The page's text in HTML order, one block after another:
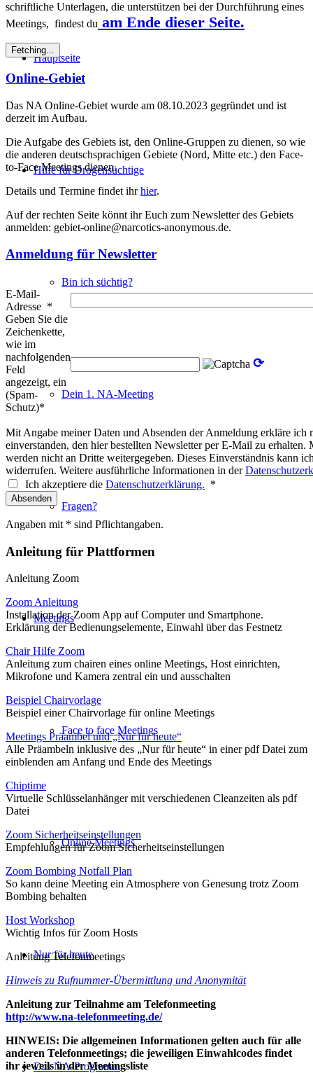
Hauptseite
Hilfe für Drogensüchtige
Bin ich süchtig?
Dein 1. NA-Meeting
Fragen?
Meetings
Face to face Meetings
Online Meetings
Nur für heute
Das NA-Programm
schriftliche Unterlagen, die unterstützen bei der Durchführung eines
Meetings, findest du am Ende dieser Seite.
Fetching...
Online-Gebiet
Das NA Online-Gebiet wurde am 08.10.2023 gegründet und ist
derzeit im Aufbau.
Die Aufgabe des Gebiets ist, den Online-Gruppen zu dienen, so wie
die anderen deutschsprachigen Gebiete (Nord, Mitte etc.) den Face-
to-Face Meetings dienen.
Details und Termine findet ihrhier.
Auf der rechten Seite könnt ihr Euch zum Newsletter des Gebiets
anmelden: gebiet-online@narcotics-anonymous.de.
Anmeldung für Newsletter
E-Mail-
Adresse *
Geben Sie die
Zeichenkette,
wie im
nachfolgenden
Feld
angezeigt, ein
(Spam-
Schutz)*
⟳
Mit Angabe meiner Daten und Absenden der Anmeldung erkläre ich
einverstanden, den hier bestellten Newsletter per E-Mail zu erhalten.
werden nicht an Dritte weitergegeben. Dieses Einverständnis kann
widerrufen. Weitere ausführliche Informationen in der
Ich akzeptiere die Datenschutzerklärung. *
Angaben mit * sind Pflichtangaben.
Anleitung für Plattformen
Anleitung Zoom
Zoom Anleitung
Installation der Zoom App auf Computer und Smartphone.
Erklärung der Bedienungselemente, Einwahl über das Festnetz
Chair Hilfe Zoom
Anleitung zum chairen eines online Meetings, Host einrichten,
Mikrofone und Kamera zentral ein und ausschalten
Beispiel Chairvorlage
Beispiel einer Chairvorlage für online Meetings
Meetings Präambel und „Nur für heute“
Alle Präambeln inklusive des „Nur für heute“ in einer pdf Datei zum
einblenden am Anfang und Ende des Meetings
Chiptime
Virtuelle Schlüsselanhänger mit verschiedenen Cleanzeiten als pdf
Datei
Zoom Sicherheitseinstellungen
Empfehlungen für Zoom Sicherheitseinstellungen
Zoom Bombing Notfall Plan
So kann deine Meeting ein Atmosphere von Genesung trotz Zoom
Bombing behalten
Host Workshop
Wichtig Infos für Zoom Hosts
Anleitung Telefonmeetings
Hinweis zu Rufnummer-Übermittlung und Anonymität
Anleitung zur Teilnahme am Telefonmeeting
http://www.na-telefonmeeting.de/
HINWEIS: Die allgemeinen Informationen gelten auch für alle
anderen Telefonmeetings; die jeweiligen Einwahlcodes findet
ihr jeweils in der Meetingsliste